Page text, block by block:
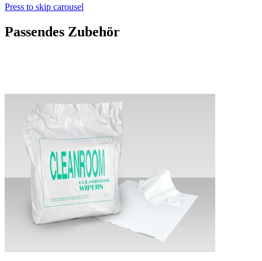
Press to skip carousel
Passendes Zubehör